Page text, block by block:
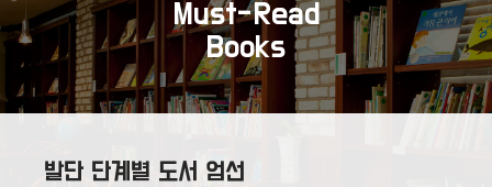
Must-Read
Books
발단 단계별 도서 엄선